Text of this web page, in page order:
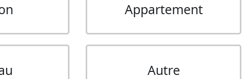
Appartement
Autre